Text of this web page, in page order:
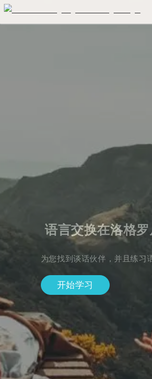
语言交换在洛格
为您找到谈话伙伴，并且练习
开始学习